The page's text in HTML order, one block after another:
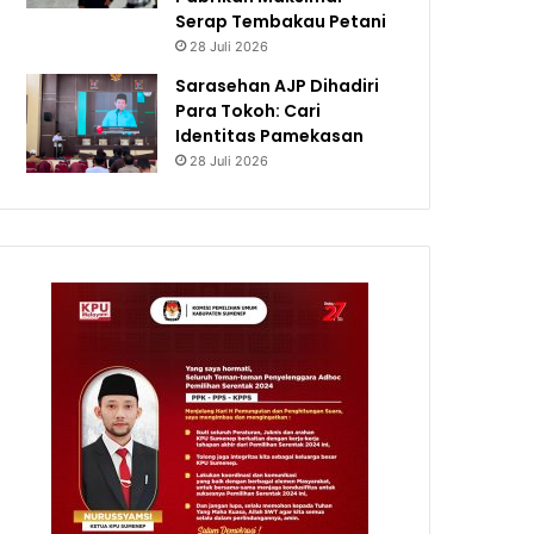
Serap Tembakau Petani
28 Juli 2026
Sarasehan AJP Dihadiri
Para Tokoh: Cari
Identitas Pamekasan
28 Juli 2026